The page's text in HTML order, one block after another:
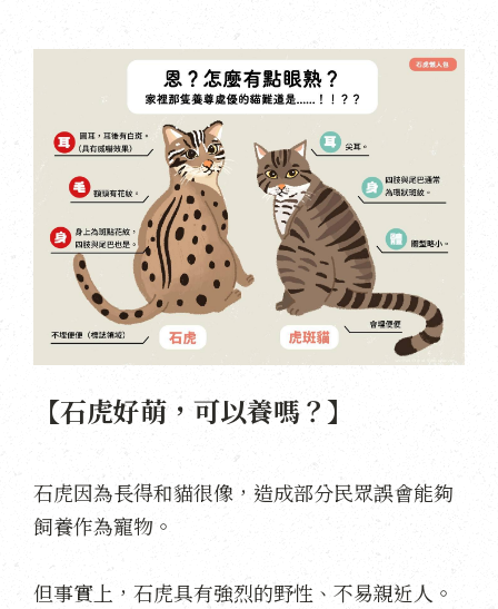
【石虎好萌，可以養嗎？】
石虎因為長得和貓很像，造成部分民眾誤會能夠
飼養作為寵物。
但事實上，石虎具有強烈的野性、不易親近人。